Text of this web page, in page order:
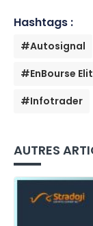
Hashtags :
#Autosignal
#EnBourse
#Infotrader
AUTRES